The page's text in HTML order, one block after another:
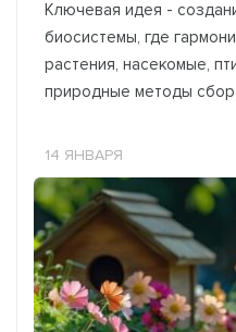
Ключевая идея -
биосистемы, где
растения, насекомые,
природные методы
14 ЯНВАРЯ